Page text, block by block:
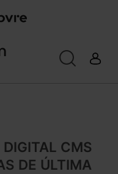
CMS
DE ÚLTIMA